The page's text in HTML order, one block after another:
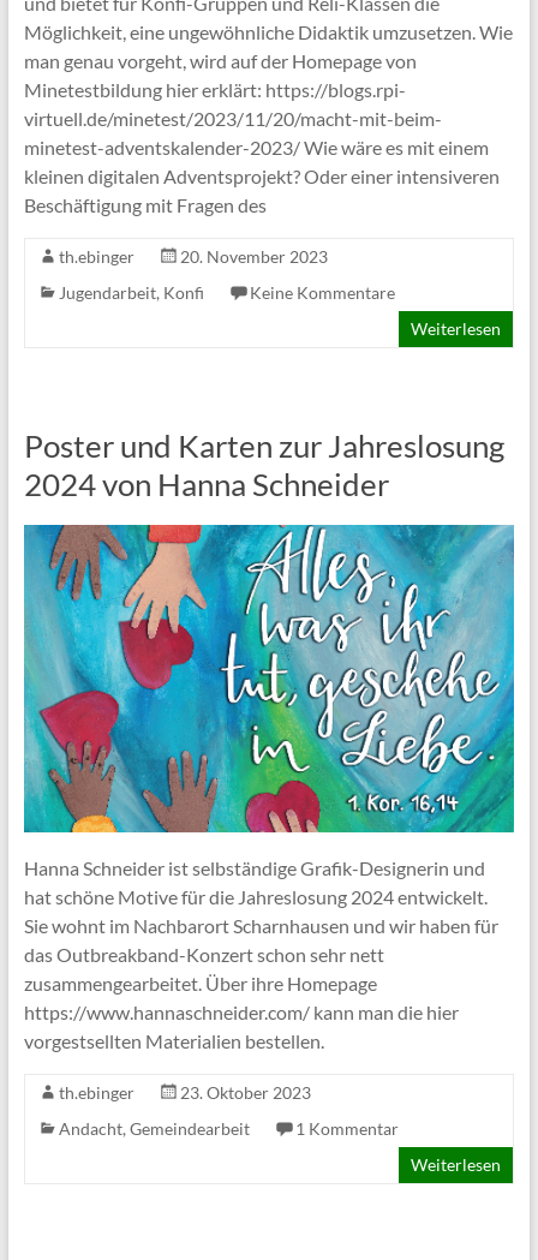
Möglichkeit, eine ungewöhnliche Didaktik umzusetzen. Wie
man genau vorgeht, wird auf der Homepage von
Minetestbildung hier erklärt: https://blogs.rpi-
virtuell.de/minetest/2023/11/20/macht-mit-beim-
minetest-adventskalender-2023/ Wie wäre es mit einem
kleinen digitalen Adventsprojekt? Oder einer intensiveren
Beschäftigung mit Fragen des
th.ebinger
20. November 2023
Jugendarbeit, Konfi
Keine Kommentare
Weiterlesen
Poster und Karten zur Jahreslosung
2024 von Hanna Schneider
Hanna Schneider ist selbständige Grafik-Designerin und
hat schöne Motive für die Jahreslosung 2024 entwickelt.
Sie wohnt im Nachbarort Scharnhausen und wir haben für
das Outbreakband-Konzert schon sehr nett
zusammengearbeitet. Über ihre Homepage
https://www.hannaschneider.com/ kann man die hier
vorgestsellten Materialien bestellen.
th.ebinger
23. Oktober 2023
Andacht, Gemeindearbeit
1 Kommentar
Weiterlesen